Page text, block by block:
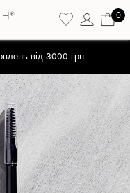
0
від 3000 грн